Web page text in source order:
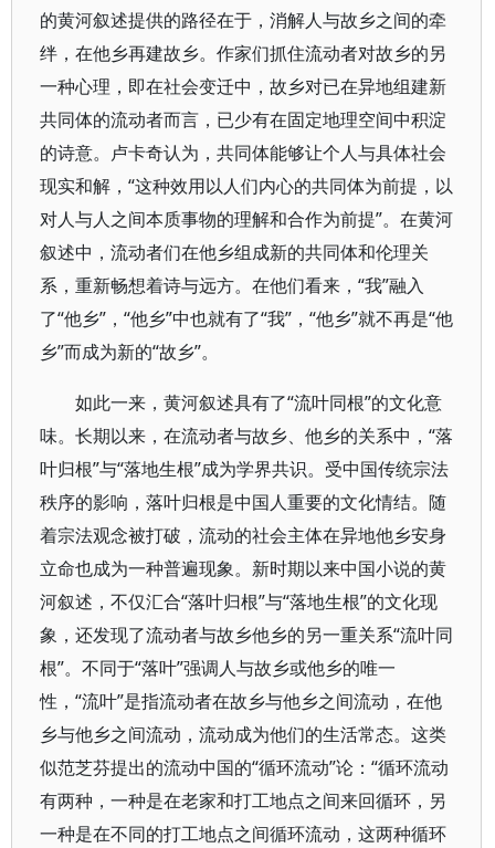
的黄河叙述提供的路径在于，消解人与故乡之间的牵
绊，在他乡再建故乡。作家们抓住流动者对故乡的另
一种心理，即在社会变迁中，故乡对已在异地组建新
共同体的流动者而言，已少有在固定地理空间中积淀
的诗意。卢卡奇认为，共同体能够让个人与具体社会
现实和解，“这种效用以人们内心的共同体为前提，以
对人与人之间本质事物的理解和合作为前提”。在黄河
叙述中，流动者们在他乡组成新的共同体和伦理关
系，重新畅想着诗与远方。在他们看来，“我”融入
了“他乡”，“他乡”中也就有了“我”，“他乡”就不再是“他
乡”而成为新的“故乡”。
如此一来，黄河叙述具有了“流叶同根”的文化意
味。长期以来，在流动者与故乡、他乡的关系中，“落
叶归根”与“落地生根”成为学界共识。受中国传统宗法
秩序的影响，落叶归根是中国人重要的文化情结。随
着宗法观念被打破，流动的社会主体在异地他乡安身
立命也成为一种普遍现象。新时期以来中国小说的黄
河叙述，不仅汇合“落叶归根”与“落地生根”的文化现
象，还发现了流动者与故乡他乡的另一重关系“流叶同
根”。不同于“落叶”强调人与故乡或他乡的唯一
性，“流叶”是指流动者在故乡与他乡之间流动，在他
乡与他乡之间流动，流动成为他们的生活常态。这类
似范芝芬提出的流动中国的“循环流动”论：“循环流动
有两种，一种是在老家和打工地点之间来回循环，另
一种是在不同的打工地点之间循环流动，这两种循环